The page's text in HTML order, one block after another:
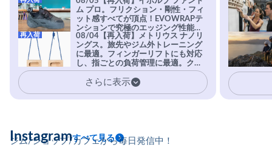
ム プロ。フリクション・剛性・フィ
ット感すべてが頂点！EVOWRAPテ
ンションで究極のエッジング性能を
実現。進化系ラバーEvo-74はTRAX
を凌駕する粘着力で極小ホールドに
安心感。
08/04【再入荷】メトリウス ナノリ
ングス。旅先やジム外トレーニング
に最適。フィンガーリフトにも対応
し、指ごとの負荷管理に最適。クラ
イマーの指を本気で鍛えるギア。
再入荷
さらに表示
ジム/ショップ/カフェから毎日発信中！
Instagramすべて見る